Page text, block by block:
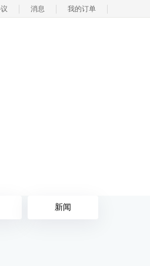
消息 我的订单
新闻